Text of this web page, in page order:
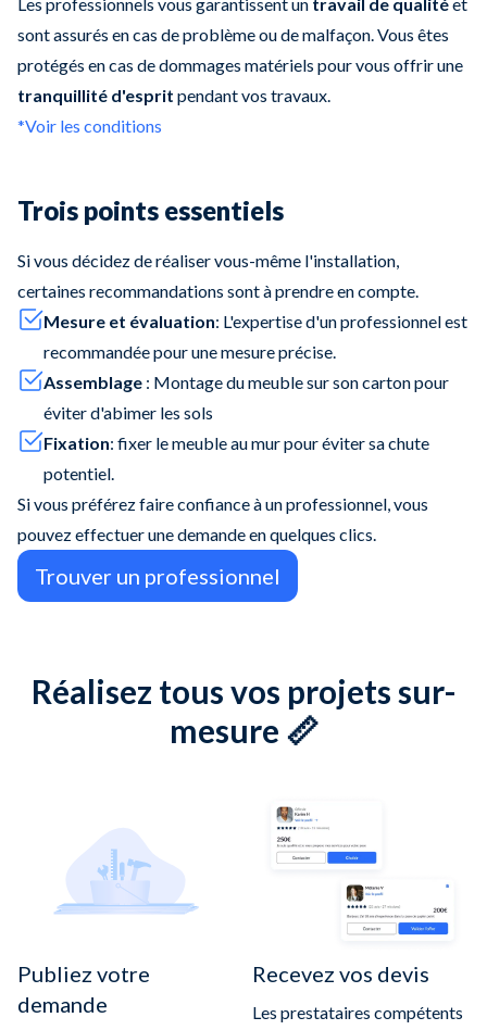
sont assurés en cas de problème ou de malfaçon. Vous êtes
protégés en cas de dommages matériels pour vous offrir une
tranquillité d'esprit pendant vos travaux.
*Voir les conditions
Trois points essentiels
Si vous décidez de réaliser vous-même l'installation,
certaines recommandations sont à prendre en compte.
Mesure et évaluation: L'expertise d'un professionnel est
recommandée pour une mesure précise.
Assemblage : Montage du meuble sur son carton pour
éviter d'abimer les sols
Fixation: fixer le meuble au mur pour éviter sa chute
potentiel.
Si vous préférez faire confiance à un professionnel, vous
pouvez effectuer une demande en quelques clics.
Trouver un professionnel
Réalisez tous vos projets sur-
mesure 📏
Publiez votre
demande
Recevez vos devis
Les prestataires compétents